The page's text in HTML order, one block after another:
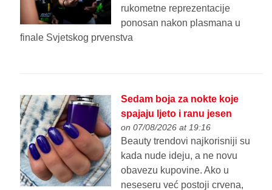
rukometne reprezentacije
ponosan nakon plasmana u
finale Svjetskog prvenstva
Sedam boja za nokte koje
spajaju ljeto i ranu jesen
on 07/08/2026 at 19:16
Beauty trendovi najkorisniji su
kada nude ideju, a ne novu
obavezu kupovine. Ako u
neseseru već postoji crvena,